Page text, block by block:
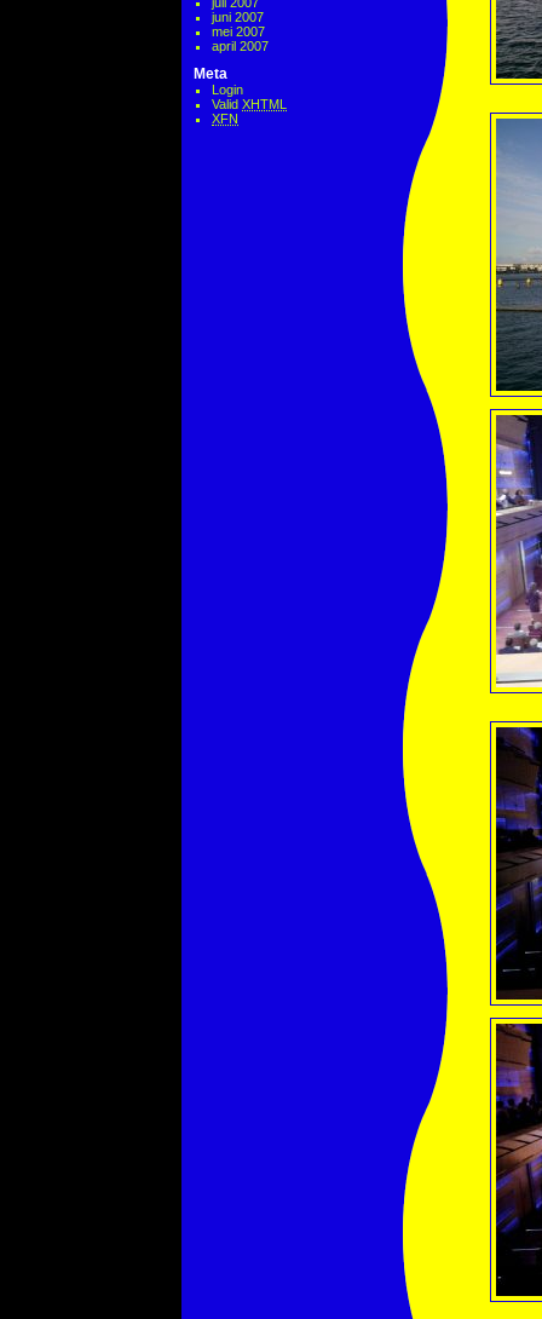
juni 2007
mei 2007
april 2007
Meta
Login
Valid XHTML
XFN